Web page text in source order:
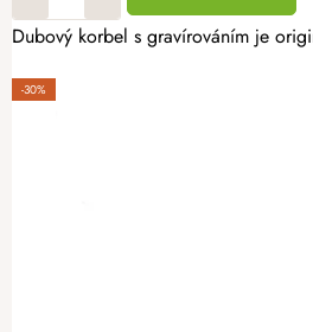
Dubový korbel s gravírováním je
-30%